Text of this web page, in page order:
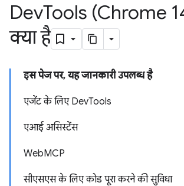
DevTools (Chrome
क्या है
इस पेज पर, यह जानकारी उपलब्ध है
एजेंट के लिए DevTools
एआई असिस्टेंस
WebMCP
सीएसएस के लिए कोड पूरा करने की सुविधा